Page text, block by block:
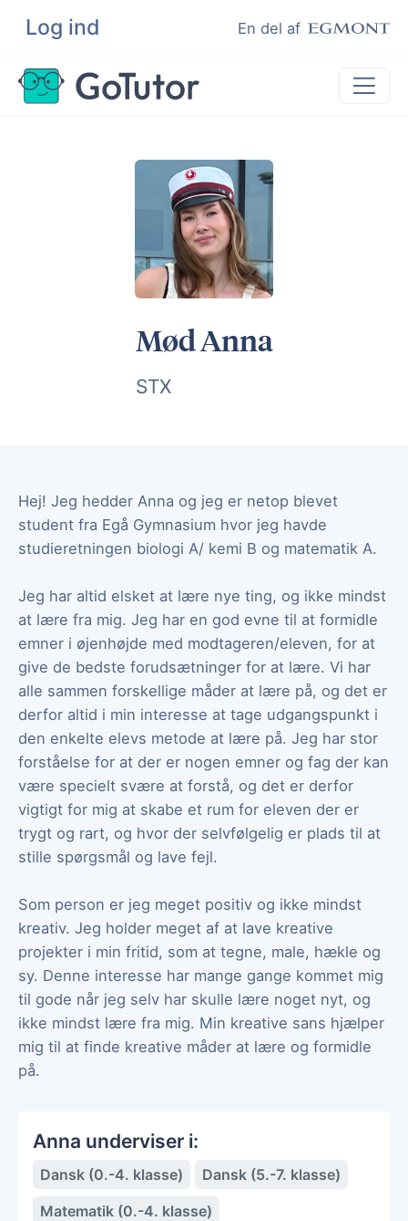
Log ind En del af
Søg
Lektiehjælp
Hjælp til ordblinde
Undervisere
Mød Anna
STX
Hej! Jeg hedder Anna og jeg er netop blevet
student fra Egå Gymnasium hvor jeg havde
studieretningen biologi A/ kemi B og matematik A.
Jeg har altid elsket at lære nye ting, og ikke mindst
at lære fra mig. Jeg har en god evne til at formidle
emner i øjenhøjde med modtageren/eleven, for at
give de bedste forudsætninger for at lære. Vi har
alle sammen forskellige måder at lære på, og det er
derfor altid i min interesse at tage udgangspunkt i
den enkelte elevs metode at lære på. Jeg har stor
forståelse for at der er nogen emner og fag der kan
være specielt svære at forstå, og det er derfor
vigtigt for mig at skabe et rum for eleven der er
trygt og rart, og hvor der selvfølgelig er plads til at
stille spørgsmål og lave fejl.
Som person er jeg meget positiv og ikke mindst
kreativ. Jeg holder meget af at lave kreative
projekter i min fritid, som at tegne, male, hækle og
sy. Denne interesse har mange gange kommet mig
til gode når jeg selv har skulle lære noget nyt, og
ikke mindst lære fra mig. Min kreative sans hjælper
mig til at finde kreative måder at lære og formidle
på.
Anna underviser i:
Dansk (0.-4. klasse)
Dansk (5.-7. klasse)
Matematik (0.-4. klasse)